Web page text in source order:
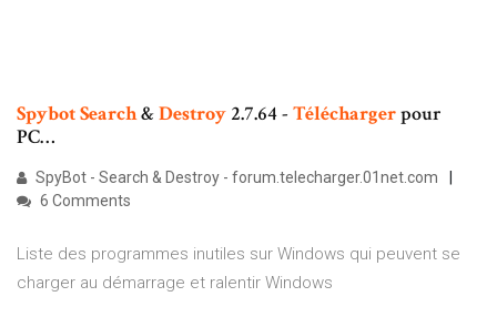
SpybotSearch&Destroy 2.7.64 - Téléchargerpour
PC…
SpyBot - Search & Destroy - forum.telecharger.01net.com
6 Comments
Liste des programmes inutiles sur Windows qui peuvent se
charger au démarrage et ralentir Windows